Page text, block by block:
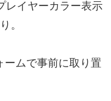
レイヤーカラー表示
。
ムで事前に取り置